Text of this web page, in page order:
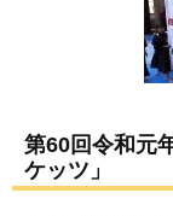
第60回令和元
ケッツ」